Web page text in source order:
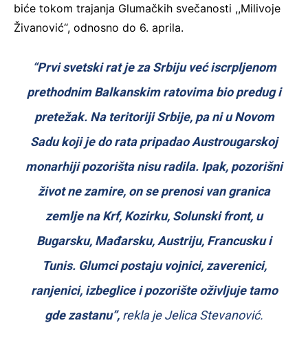
biće tokom trajanja Glumačkih svečanosti ,,Milivoje
Živanović“, odnosno do 6. aprila.
“Prvi svetski rat je za Srbiju već iscrpljenom
prethodnim Balkanskim ratovima bio predug i
pretežak. Na teritoriji Srbije, pa ni u Novom
Sadu koji je do rata pripadao Austrougarskoj
monarhiji pozorišta nisu radila. Ipak, pozorišni
život ne zamire, on se prenosi van granica
zemlje na Krf, Kozirku, Solunski front, u
Bugarsku, Mađarsku, Austriju, Francusku i
Tunis. Glumci postaju vojnici, zaverenici,
ranjenici, izbeglice i pozorište oživljuje tamo
gde zastanu”, rekla je Jelica Stevanović.